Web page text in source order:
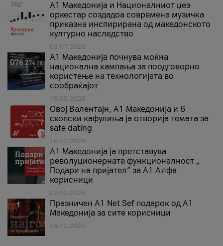
А1 Македонија и Националниот џез
оркестар создадоа современа музичка
приказна инспирирана од македонското
културно наследство
03.07.2026
A1 Македонија почнува моќна
национална кампања за поодговорно
користење на технологијата во
сообраќајот
18.05.2026
Овој Валентајн, A1 Македонија и 6
скопски кафулиња ја отворија темата за
safe dating
16.02.2026
А1 Македонија ја претставува
револуционерната функционалност „
Подари на пријател“ за А1 Алфа
корисници
02.02.2026
Празничен A1 Net Sеf подарок од А1
Македонија за сите корисници
04.12.2025